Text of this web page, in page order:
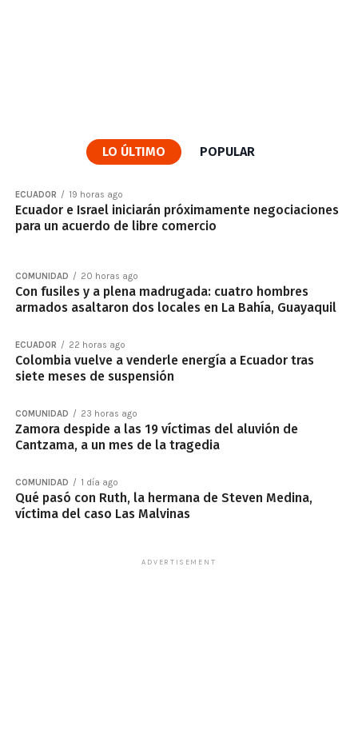
LO ÚLTIMO POPULAR
ECUADOR 19 horas ago
Ecuador e Israel iniciarán próximamente negociaciones
para un acuerdo de libre comercio
COMUNIDAD 20 horas ago
Con fusiles y a plena madrugada: cuatro hombres
armados asaltaron dos locales en La Bahía, Guayaquil
ECUADOR 22 horas ago
Colombia vuelve a venderle energía a Ecuador tras
siete meses de suspensión
COMUNIDAD 23 horas ago
Zamora despide a las 19 víctimas del aluvión de
Cantzama, a un mes de la tragedia
COMUNIDAD 1 día ago
Qué pasó con Ruth, la hermana de Steven Medina,
víctima del caso Las Malvinas
ADVERTISEMENT